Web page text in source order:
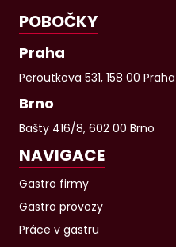
POBOČKY
Praha
Peroutkova 531, 158 00 Praha
Brno
Bašty 416/8, 602 00 Brno
NAVIGACE
Gastro firmy
Gastro provozy
Práce v gastru